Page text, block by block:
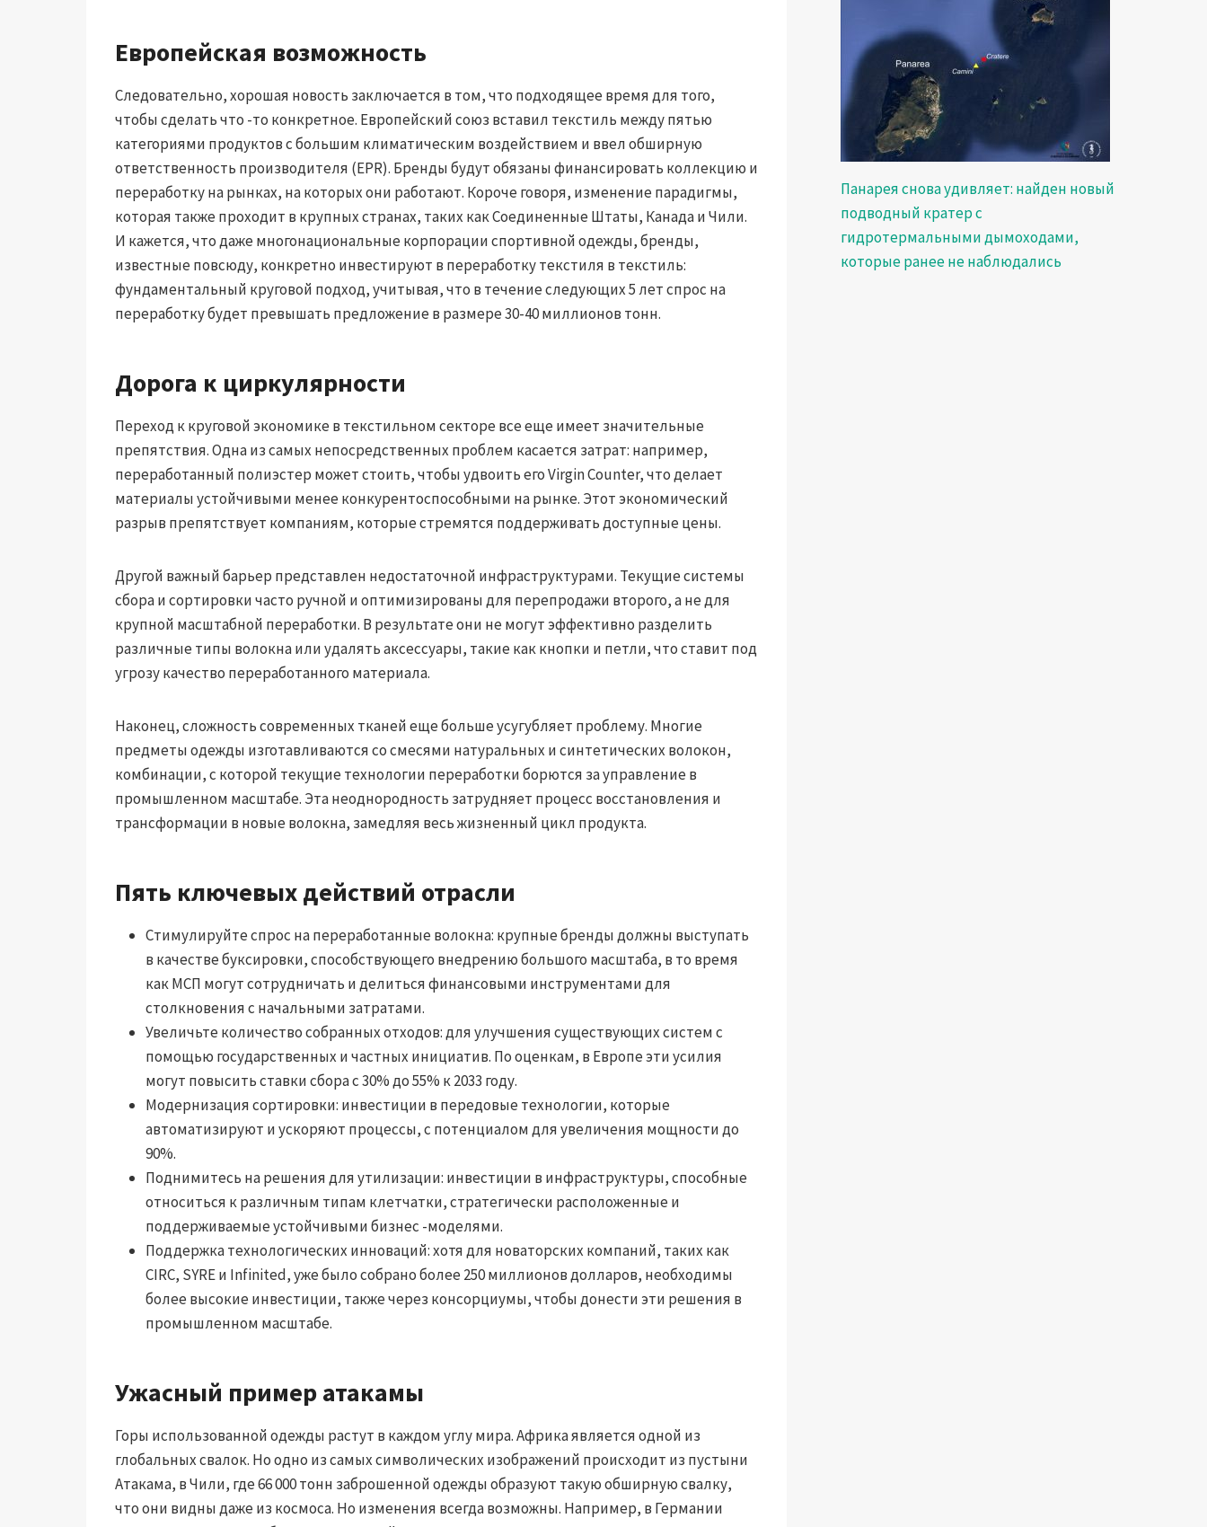
Европейская возможность
Следовательно, хорошая новость заключается в том, что подходящее время для того,
чтобы сделать что -то конкретное. Европейский союз вставил текстиль между пятью
категориями продуктов с большим климатическим воздействием и ввел обширную
ответственность производителя (EPR). Бренды будут обязаны финансировать коллекцию и
переработку на рынках, на которых они работают. Короче говоря, изменение парадигмы,
которая также проходит в крупных странах, таких как Соединенные Штаты, Канада и Чили.
И кажется, что даже многонациональные корпорации спортивной одежды, бренды,
известные повсюду, конкретно инвестируют в переработку текстиля в текстиль:
фундаментальный круговой подход, учитывая, что в течение следующих 5 лет спрос на
переработку будет превышать предложение в размере 30-40 миллионов тонн.
Дорога к циркулярности
Переход к круговой экономике в текстильном секторе все еще имеет значительные
препятствия. Одна из самых непосредственных проблем касается затрат: например,
переработанный полиэстер может стоить, чтобы удвоить его Virgin Counter, что делает
материалы устойчивыми менее конкурентоспособными на рынке. Этот экономический
разрыв препятствует компаниям, которые стремятся поддерживать доступные цены.
Другой важный барьер представлен недостаточной инфраструктурами. Текущие системы
сбора и сортировки часто ручной и оптимизированы для перепродажи второго, а не для
крупной масштабной переработки. В результате они не могут эффективно разделить
различные типы волокна или удалять аксессуары, такие как кнопки и петли, что ставит под
угрозу качество переработанного материала.
Наконец, сложность современных тканей еще больше усугубляет проблему. Многие
предметы одежды изготавливаются со смесями натуральных и синтетических волокон,
комбинации, с которой текущие технологии переработки борются за управление в
промышленном масштабе. Эта неоднородность затрудняет процесс восстановления и
трансформации в новые волокна, замедляя весь жизненный цикл продукта.
Пять ключевых действий отрасли
Стимулируйте спрос на переработанные волокна: крупные бренды должны выступать
в качестве буксировки, способствующего внедрению большого масштаба, в то время
как МСП могут сотрудничать и делиться финансовыми инструментами для
столкновения с начальными затратами.
Увеличьте количество собранных отходов: для улучшения существующих систем с
помощью государственных и частных инициатив. По оценкам, в Европе эти усилия
могут повысить ставки сбора с 30% до 55% к 2033 году.
Модернизация сортировки: инвестиции в передовые технологии, которые
автоматизируют и ускоряют процессы, с потенциалом для увеличения мощности до
90%.
Поднимитесь на решения для утилизации: инвестиции в инфраструктуры, способные
относиться к различным типам клетчатки, стратегически расположенные и
поддерживаемые устойчивыми бизнес -моделями.
Поддержка технологических инноваций: хотя для новаторских компаний, таких как
CIRC, SYRE и Infinited, уже было собрано более 250 миллионов долларов, необходимы
более высокие инвестиции, также через консорциумы, чтобы донести эти решения в
промышленном масштабе.
Ужасный пример атакамы
Горы использованной одежды растут в каждом углу мира. Африка является одной из
глобальных свалок. Но одно из самых символических изображений происходит из пустыни
Атакама, в Чили, где 66 000 тонн заброшенной одежды образуют такую ​​обширную свалку,
что они видны даже из космоса. Но изменения всегда возможны. Например, в Германии
Панарея снова удивляет: найден новый
подводный кратер с
гидротермальными дымоходами,
которые ранее не наблюдались